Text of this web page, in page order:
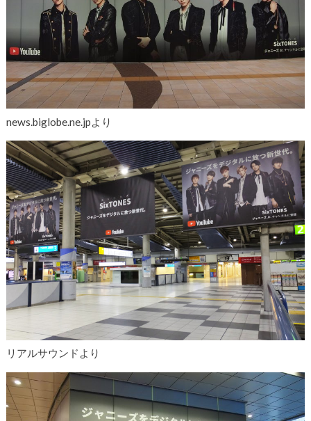
news.biglobe.ne.jpより
リアルサウンドより